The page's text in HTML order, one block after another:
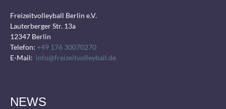
Freizeitvolleyball Berlin e.V.
Lauterberger Str. 13a
12347 Berlin
Telefon: +49 176 30070270
E-Mail: info@freizeitvolleyball.de
NEWS